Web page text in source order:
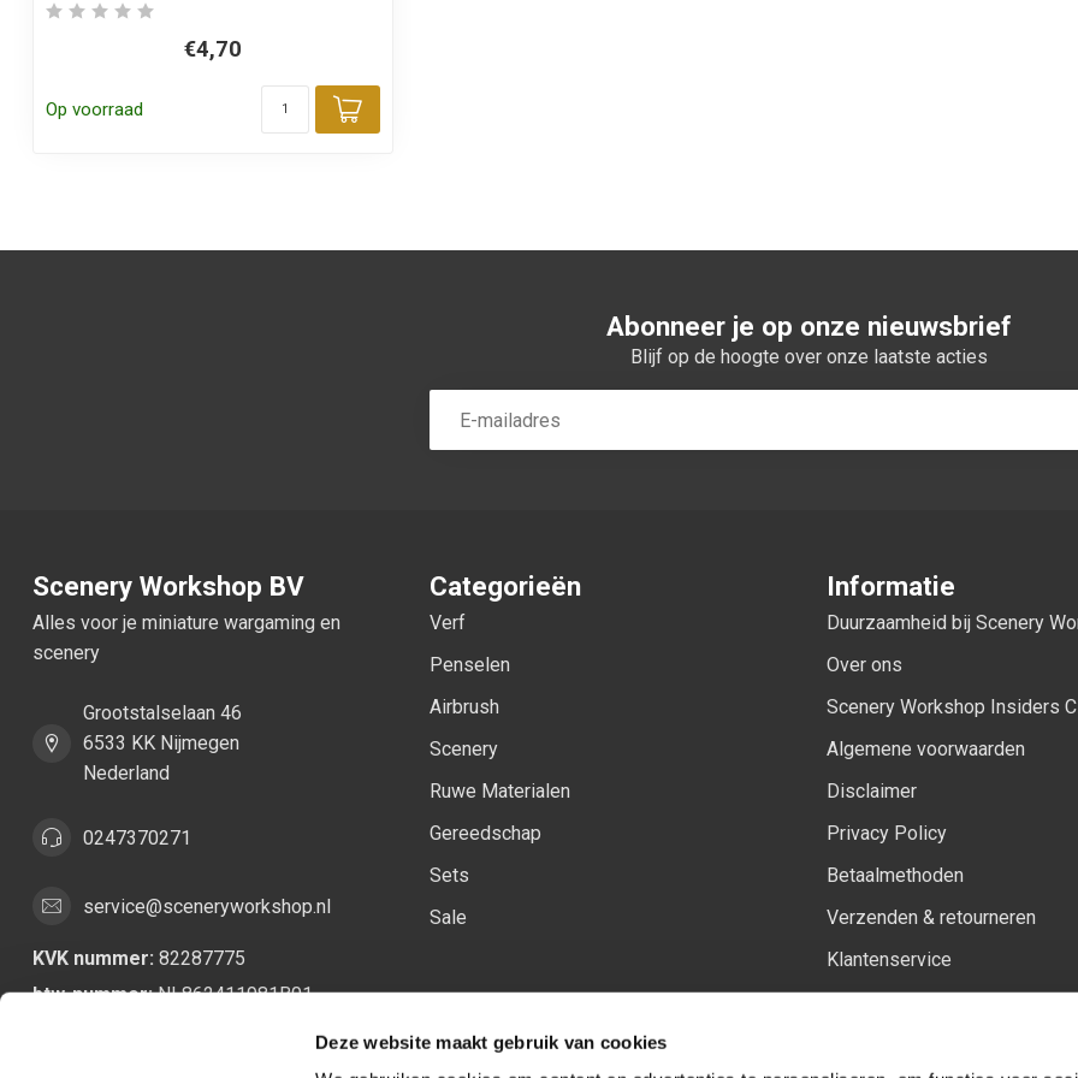
Deze website maakt gebruik van cookies
€4,70
Op voorraad
Toevoegen aan winkelwagen
Abonneer je op onze nieuwsbrief
Blijf op de hoogte over onze laatste acties
Scenery Workshop BV
Alles voor je miniature wargaming en
scenery
Grootstalselaan 46
6533 KK Nijmegen
Nederland
0247370271
service@sceneryworkshop.nl
KVK nummer: 82287775
btw-nummer:NL862411981B01
Categorieën
Verf
Penselen
Airbrush
Scenery
Ruwe Materialen
Gereedschap
Sets
Sale
Informatie
Duurzaamheid bij Scenery
Over ons
Scenery Workshop Insiders
Algemene voorwaarden
Disclaimer
Privacy Policy
Betaalmethoden
Verzenden & retourneren
Klantenservice